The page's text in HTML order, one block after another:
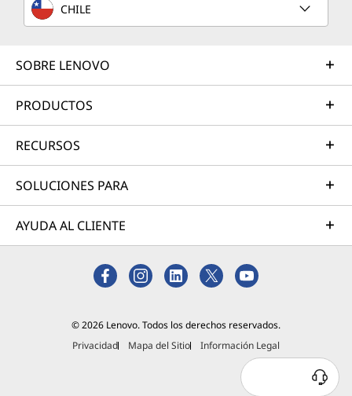
CHILE
SOBRE LENOVO
PRODUCTOS
RECURSOS
SOLUCIONES PARA
AYUDA AL CLIENTE
© 2026 Lenovo. Todos los derechos reservados.
Privacidad
Mapa del Sitio Información Legal